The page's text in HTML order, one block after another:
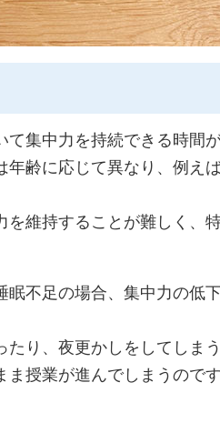
集中力を持続できる時間
齢に応じて異なり、例え
維持することが難しく、
不足の場合、集中力の低
り、夜更かしをしてしま
授業が進んでしまうのです